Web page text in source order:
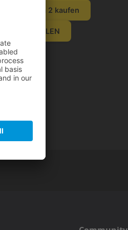
Deponia 2 kaufen